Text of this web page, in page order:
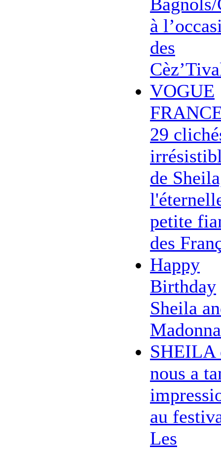
à
des
VOGUE
29
de
petite
des
Happy
Birthday
Sheila
Madonna
SHEILA
nous a
au
Les